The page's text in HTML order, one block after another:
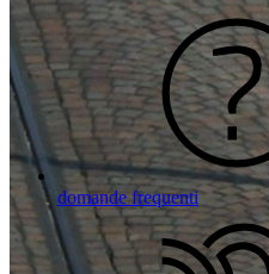
domande frequenti